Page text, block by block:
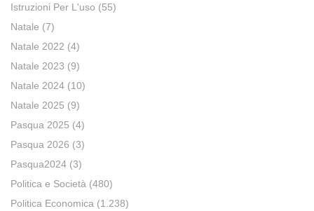
Istruzioni Per L'uso (55)
Natale (7)
Natale 2022 (4)
Natale 2023 (9)
Natale 2024 (10)
Natale 2025 (9)
Pasqua 2025 (4)
Pasqua 2026 (3)
Pasqua2024 (3)
Politica e Società (480)
Politica Economica (1.238)